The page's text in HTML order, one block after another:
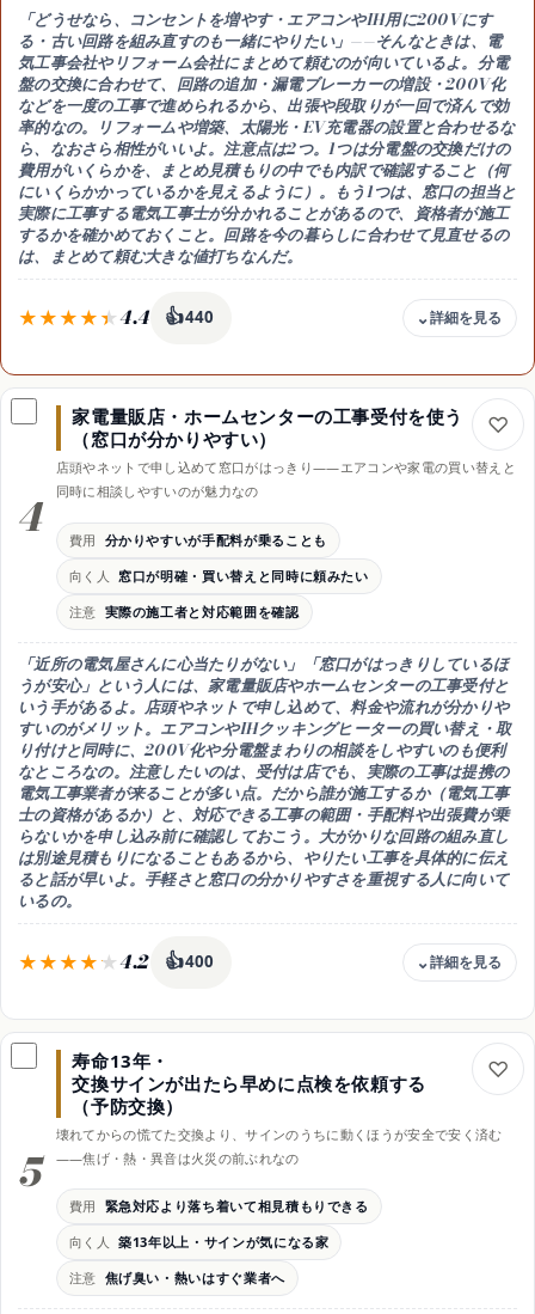
「どうせなら、 コンセントを増やす・エアコンやIH用に200Vにす
る・古い回路を組み直すのも一緒にやりたい」——そんなときは、 電
気工事会社やリフォーム会社にまとめて頼むのが向いているよ。分電
盤の交換に合わせて、 回路の追加・漏電ブレーカーの増設・200V化
などを一度の工事で進められるから、出張や段取りが一回で済んで効
率的なの。リフォームや増築、太陽光・EV充電器の設置と合わせるな
ら、なおさら相性がいいよ。注意点は2つ。1つは分電盤の交換だけの
費用がいくらかを、まとめ見積もりの中でも内訳で確認すること（何
にいくらかかっているかを見えるように）。もう1つは、 窓口の担当と
実際に工事する電気工事士が分かれることがあるので、資格者が施工
するかを確かめておくこと。回路を今の暮らしに合わせて見直せるの
は、まとめて頼む大きな値打ちなんだ。
4.4 👍440
費用
まとめ工事で1件あたり割安・総額は単発より大きめ
向く人
増設や200V化・リフォームも一緒にやりたい人
効果
交換と回路の見直しを一度の工事でまとめられる
時期
リフォーム・太陽光やEV充電の設置と合わせると◎
分電盤だけの費用と施工者の資格を内訳で確認
4
家電量販店・ホームセンターの工事受付を使う
（窓口が分かりやすい）
店頭やネットで申し込めて窓口がはっきり——エアコンや家電の買い替えと
同時に相談しやすいのが魅力なの
費用 分かりやすいが手配料が乗ることも
向く人
窓口が明確・買い替えと同時に頼みたい
注意 実際の施工者と対応範囲を確認
「近所の電気屋さんに心当たりがない」「窓口がはっきりしているほ
うが安心」という人には、家電量販店やホームセンターの工事受付と
いう手があるよ。店頭やネットで申し込めて、料金や流れが分かりや
すいのがメリット。エアコンやIHクッキングヒーターの買い替え・取
り付けと同時に、200V化や分電盤まわりの相談をしやすいのも便利
なところなの。注意したいのは、 受付は店でも、実際の工事は提携の
電気工事業者が来ることが多い点。だから誰が施工するか（電気工事
士の資格があるか） と、 対応できる工事の範囲・手配料や出張費が乗
らないかを申し込み前に確認しておこう。大がかりな回路の組み直し
は別途見積もりになることもあるから、やりたい工事を具体的に伝え
ると話が早いよ。手軽さと窓口の分かりやすさを重視する人に向いて
いるの。
4.2 👍400
費用
料金が分かりやすい・手配料や出張費が乗ることも
向く人
窓口が明確がいい・家電の買い替えと同時の人
効果
店頭やネットで申し込め流れが分かりやすい
時期
エアコン・IHの取り付けや200V化と合わせやすい
実際の施工者の資格と対応範囲・手配料を確認
5
寿命13年・
交換サインが出たら早めに点検を依頼する
（予防交換）
壊れてからの慌てた交換より、サインのうちに動くほうが安全で安く済む
——焦げ・熱・異音は火災の前ぶれなの
費用 緊急対応より落ち着いて相見積もりできる
向く人
築13年以上・サインが気になる家
注意 焦げ臭い・熱いはすぐ業者へ